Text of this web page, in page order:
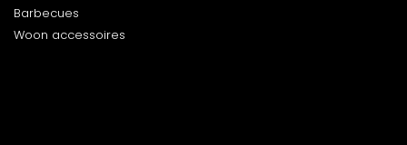
Barbecues
Woon accessoires